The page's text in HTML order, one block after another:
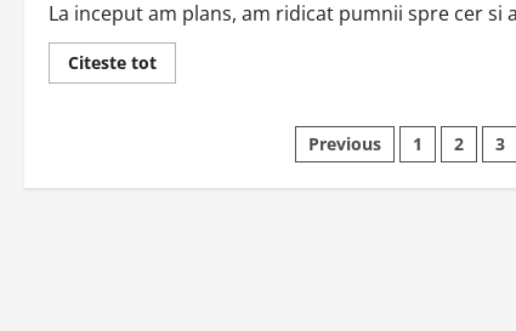
La inceput am plans, am ridicat pumnii spre cer si
Citeste totRead
more
Paginație
articole
Previous 1 2 3